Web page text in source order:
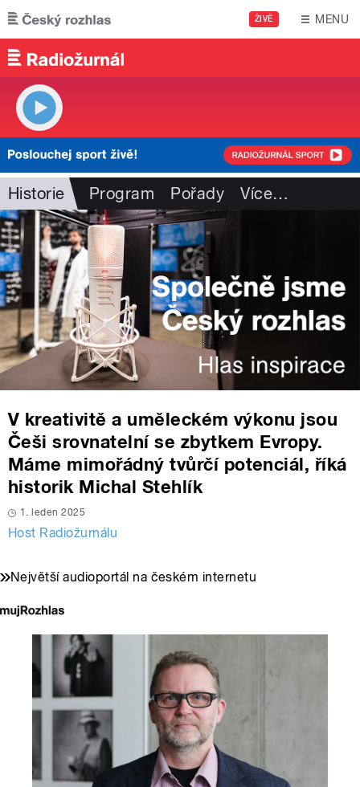
Přejít k hlavnímu obsahu
ŽIVĚ MENU
Historie Program Pořady Více…
V kreativitě a uměleckém výkonu jsou
Češi srovnatelní se zbytkem Evropy.
Máme mimořádný tvůrčí potenciál, říká
historik Michal Stehlík
1. leden 2025
Host Radiožurnálu
Největší audioportál na českém internetu